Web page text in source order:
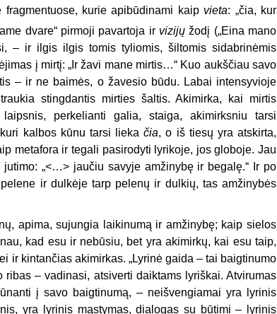
fragmentuose, kurie apibūdinami kaip vieta: „čia, kur
dvare“ pirmoji pavartoja ir vizijųžodį („Eina mano
– ir ilgis ilgis tomis tyliomis, šiltomis sidabrinėmis
į mirtį: „Ir žavi mane mirtis…“ Kuo aukščiau savo
– ir ne baimės, o žavesio būdu. Labai intensyvioje
stingdantis mirties šaltis. Akimirka, kai mirtis
perkelianti galia, staiga, akimirksniu tarsi
kalbos kūnu tarsi liekačia, o iš tiesų yra atskirta,
metafora ir tegali pasirodyti lyrikoje, jos globoje. Jau
„<…> jaučiu savyje amžinybę ir begalę.“ Ir po
ir dulkėje tarp pelenų ir dulkių, tas amžinybės
apima, sujungia laikinumą ir amžinybę; kaip sielos
kad esu ir nebūsiu, bet yra akimirkų, kai esu taip,
ir kintančias akimirkas. „Lyrinė gaida – tai baigtinumo
– vadinasi, atsiverti daiktams lyriškai. Atvirumas
į savo baigtinumą, – neišvengiamai yra lyrinis
yra lyrinis mąstymas, dialogas su būtimi – lyrinis